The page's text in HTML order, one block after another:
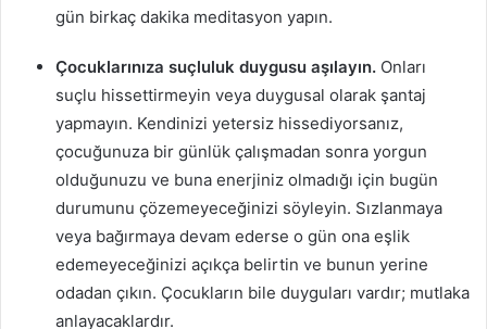
gün birkaç dakika meditasyon yapın.
Çocuklarınıza suçluluk duygusu aşılayın. Onları
suçlu hissettirmeyin veya duygusal olarak şantaj
yapmayın. Kendinizi yetersiz hissediyorsanız,
çocuğunuza bir günlük çalışmadan sonra yorgun
olduğunuzu ve buna enerjiniz olmadığı için bugün
durumunu çözemeyeceğinizi söyleyin. Sızlanmaya
veya bağırmaya devam ederse o gün ona eşlik
edemeyeceğinizi açıkça belirtin ve bunun yerine
odadan çıkın. Çocukların bile duyguları vardır; mutlaka
anlayacaklardır.